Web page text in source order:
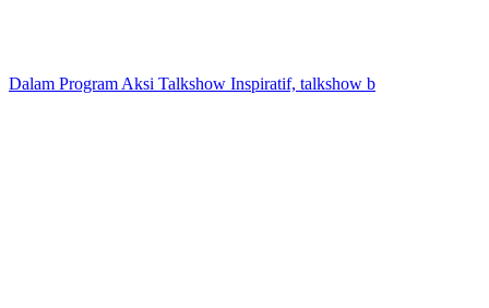
Dalam Program Aksi Talkshow Inspiratif, talkshow b